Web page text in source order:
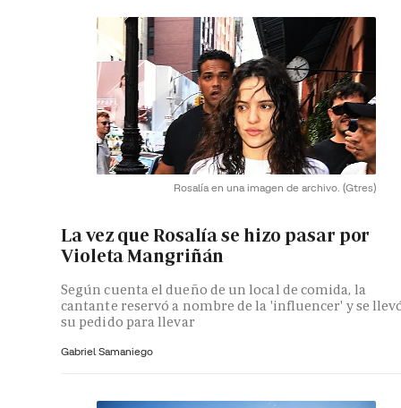
Rosalía en una imagen de archivo. (Gtres)
La vez que Rosalía se hizo pasar por
Violeta Mangriñán
Según cuenta el dueño de un local de comida, la
cantante reservó a nombre de la 'influencer' y se
su pedido para llevar
Gabriel Samaniego